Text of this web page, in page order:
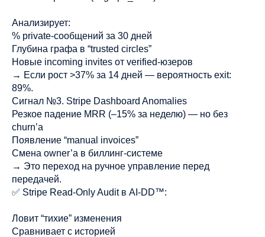
Анализирует:
% private-сообщений за 30 дней
Глубина графа в “trusted circles”
Новые incoming invites от verified-юзеров
→ Если рост >37% за 14 дней — вероятность exit:
89%.
Сигнал №3. Stripe Dashboard Anomalies
Резкое падение MRR (–15% за неделю) — но без
churn’а
Появление “manual invoices”
Смена owner’а в биллинг-системе
→ Это переход на ручное управление перед
передачей.
✅ Stripe Read-Only Audit в AI-DD™:
Ловит “тихие” изменения
Сравнивает с историей